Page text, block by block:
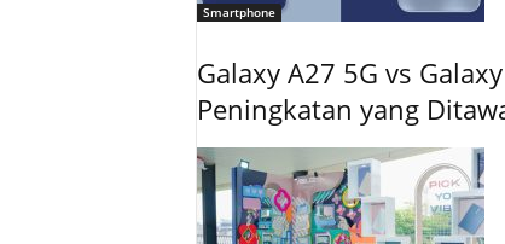
Smartphone
Galaxy A27 5G vs
Peningkatan yang